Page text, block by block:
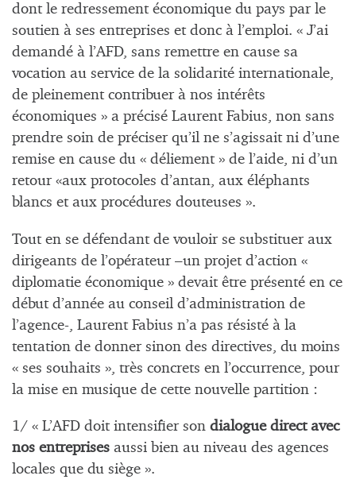
dont le redressement économique du pays par le
soutien à ses entreprises et donc à l’emploi. « J’ai
demandé à l’AFD, sans remettre en cause sa
vocation au service de la solidarité internationale,
de pleinement contribuer à nos intérêts
économiques » a précisé Laurent Fabius, non sans
prendre soin de préciser qu’il ne s’agissait ni d’une
remise en cause du « déliement » de l’aide, ni d’un
retour «aux protocoles d’antan, aux éléphants
blancs et aux procédures douteuses ».
Tout en se défendant de vouloir se substituer aux
dirigeants de l’opérateur –un projet d’action «
diplomatie économique » devait être présenté en ce
début d’année au conseil d’administration de
l’agence-, Laurent Fabius n’a pas résisté à la
tentation de donner sinon des directives, du moins
« ses souhaits », très concrets en l’occurrence, pour
la mise en musique de cette nouvelle partition :
1/ « L’AFD doit intensifier son dialogue direct avec
nos entreprises aussi bien au niveau des agences
locales que du siège ».